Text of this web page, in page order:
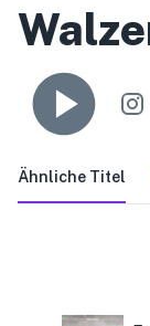
Ähnliche Titel